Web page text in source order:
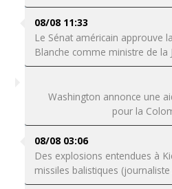
08/08 11:33
Le Sénat américain approuve
Blanche comme ministre de la
Washington annonce une
pour la
08/08 03:06
Des explosions entendues à
missiles balistiques (journaliste